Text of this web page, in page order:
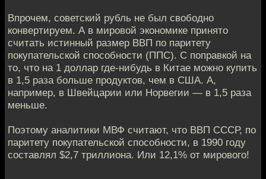
Впрочем, советский рубль не был свободно
конвертируем. А в мировой экономике принято
считать истинный размер ВВП по паритету
покупательской способности (ППС). С поправкой на
то, что на 1 доллар где-нибудь в Китае можно купить
в 1,5 раза больше продуктов, чем в США. А,
например, в Швейцарии или Норвегии — в 1,5 раза
меньше.
Поэтому аналитики МВФ считают, что ВВП СССР, по
паритету покупательской способности, в 1990 году
составлял $2,7 триллиона. Или 12,1% от мирового!